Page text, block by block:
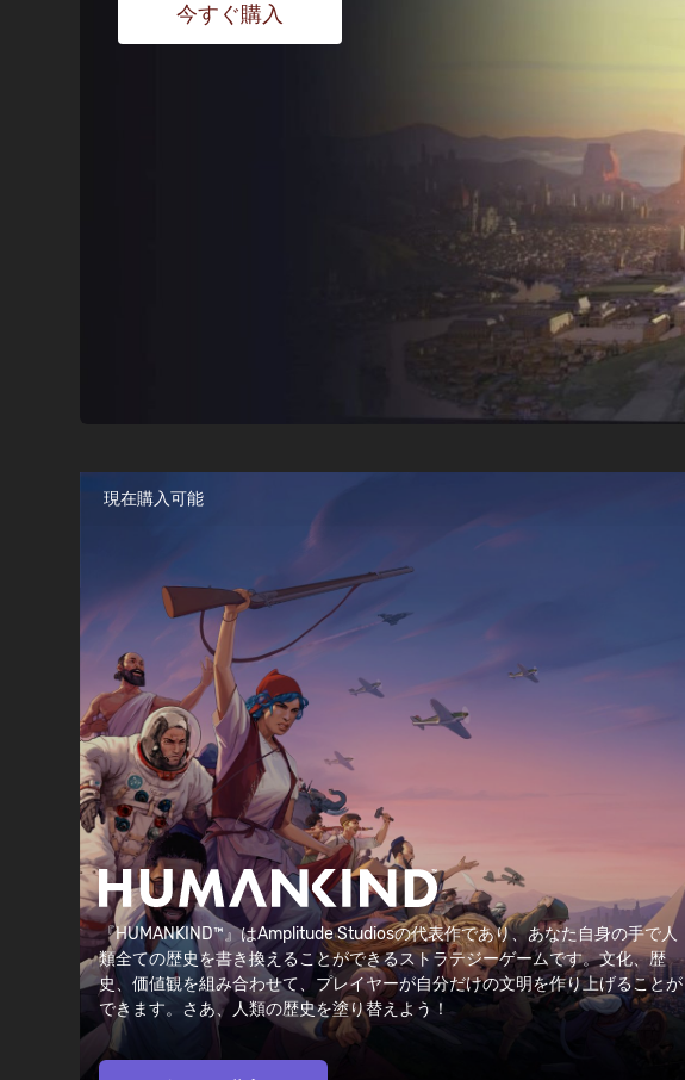
今すぐ購入
現在購入可能
『HUMANKIND™』はAmplitude Studiosの代表作であり、あなた自身の手で人
類全ての歴史を書き換えることができるストラテジーゲームです。文化、歴
史、価値観を組み合わせて、プレイヤーが自分だけの文明を作り上げることが
できます。さあ、人類の歴史を塗り替えよう！